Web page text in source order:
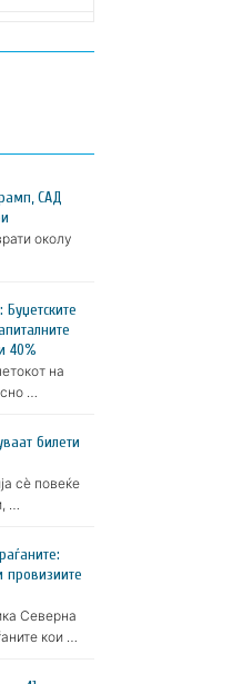
САД
околу
40%
на
…
билети
сè повеќе
…
провизиите
Северна
кои …